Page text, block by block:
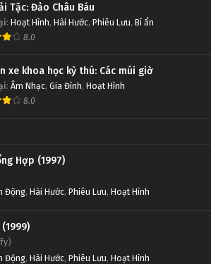
Tặc: Đảo Châu Báu
: Hoạt Hình, Hài Hước, Phiêu Lưu, Bí ẩn
8.0
xe khoa học kỳ thú: Các múi giờ
: Âm Nhạc, Gia Đình, Hoạt Hình
8.0
Hợp (1997)
Động, Hài Hước, Phiêu Lưu, Hoạt Hình
Động, Hài Hước, Phiêu Lưu, Hoạt Hình